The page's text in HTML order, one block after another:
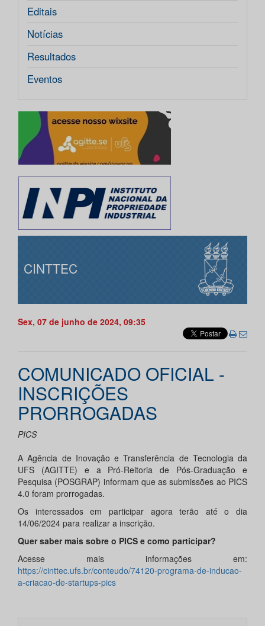
Editais
Notícias
Resultados
Eventos
CINTTEC
Sex, 07 de junho de 2024, 09:35
COMUNICADO OFICIAL -
INSCRIÇÕES
PRORROGADAS
PICS
A Agência de Inovação e Transferência de Tecnologia da
UFS (AGITTE) e a Pró-Reitoria de Pós-Graduação e
Pesquisa (POSGRAP) informam que as submissões ao PICS
4.0 foram prorrogadas.
Os interessados em participar agora terão até o dia
14/06/2024 para realizar a inscrição.
Quer saber mais sobre o PICS e como participar?
Acesse mais informações em:
https://cinttec.ufs.br/conteudo/74120-programa-de-inducao-
a-criacao-de-startups-pics